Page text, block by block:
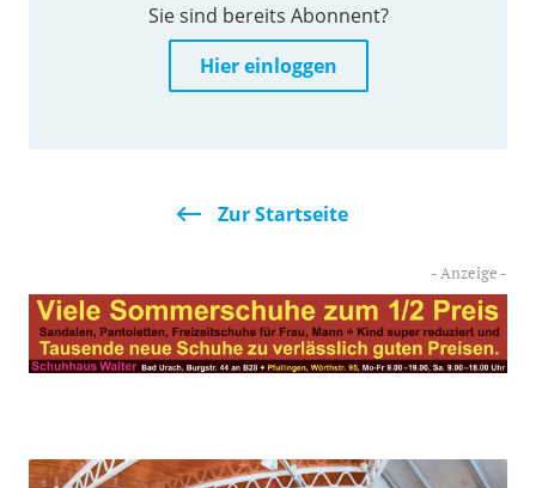
Sie sind bereits Abonnent?
Hier einloggen
Zur Startseite